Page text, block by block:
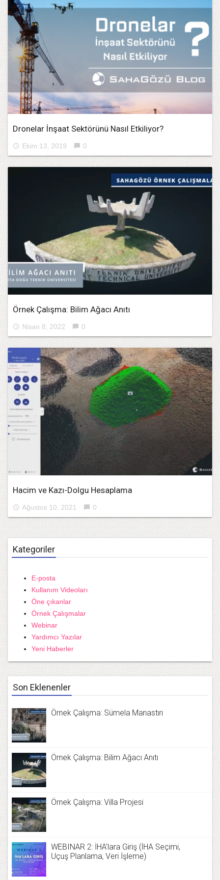
Dronelar İnşaat Sektörünü Nasıl Etkiliyor?
access_time Ekim 13, 2019 chat_bubble 0
Örnek Çalışma: Bilim Ağacı Anıtı
access_time Nisan 8, 2022 chat_bubble 0
Hacim ve Kazı-Dolgu Hesaplama
access_time Ağustos 10, 2021 chat_bubble 0
Kategoriler
E-posta
Kullanım Videoları
Öne çıkanlar
Örnek Çalışmalar
Webinar
Yardımcı Yazılar
Yeni Haberler
Son Eklenenler
Örnek Çalışma: Sümela Manastırı
Örnek Çalışma: Bilim Ağacı Anıtı
Örnek Çalışma: Villa Projesi
WEBINAR 2: İHA’lara Giriş (İHA Seçimi,
Uçuş Planlama, Veri İşleme)